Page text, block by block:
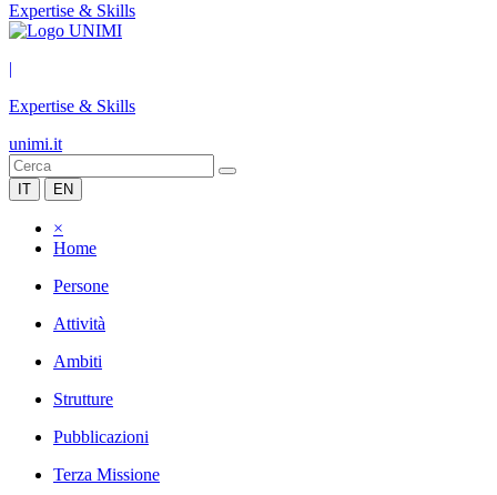
Expertise & Skills
|
Expertise & Skills
unimi.it
IT EN
×
Home
Persone
Attività
Ambiti
Strutture
Pubblicazioni
Terza Missione